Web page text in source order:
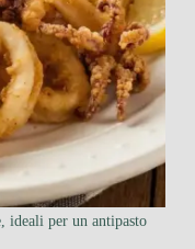
ideali per un antipasto